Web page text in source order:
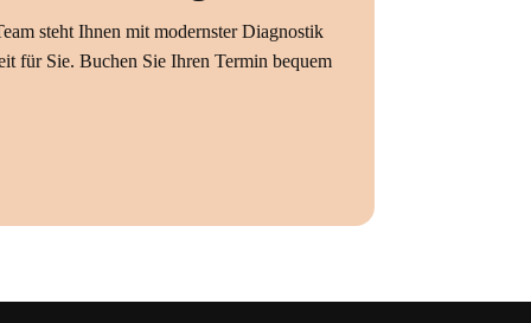
steht Ihnen mit modernster Diagnostik
für Sie. Buchen Sie Ihren Termin bequem